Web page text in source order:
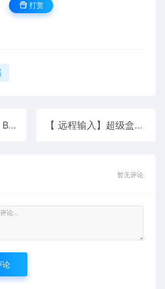
打赏
【 远程输入】超级盒子 v2.0
暂无评论
论